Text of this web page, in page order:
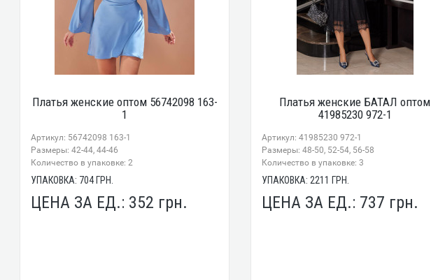
Платья женские оптом 56742098 163-
1
Артикул: 56742098 163-1
Размеры: 42-44, 44-46
Количество в упаковке: 2
УПАКОВКА: 704 ГРН.
ЦЕНА ЗА ЕД.: 352 грн.
Платья женские БАТАЛ оптом
41985230 972-1
Артикул: 41985230 972-1
Размеры: 48-50, 52-54, 56-58
Количество в упаковке: 3
УПАКОВКА: 2211 ГРН.
ЦЕНА ЗА ЕД.: 737 грн.